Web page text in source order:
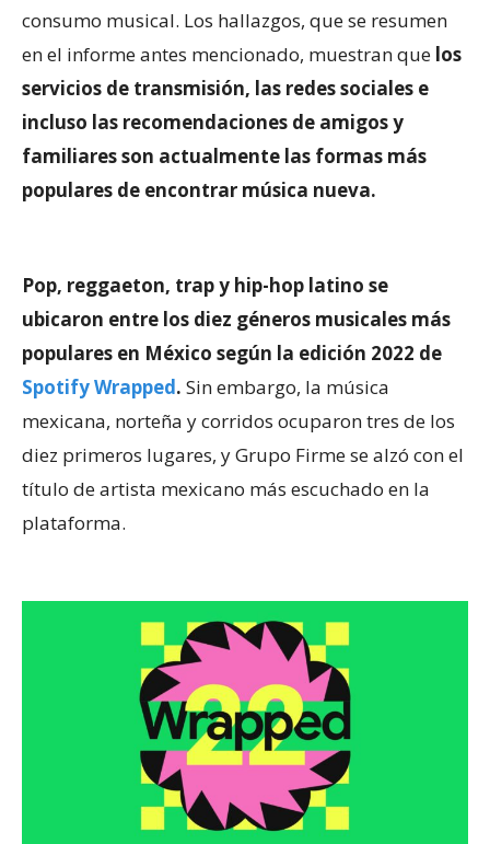
consumo musical. Los hallazgos, que se resumen
en el informe antes mencionado, muestran que los
servicios de transmisión, las redes sociales e
incluso las recomendaciones de amigos y
familiares son actualmente las formas más
populares de encontrar música nueva.
Pop, reggaeton, trap y hip-hop latino se
ubicaron entre los diez géneros musicales más
populares en México según la edición 2022 de
Spotify Wrapped. Sin embargo, la música
mexicana, norteña y corridos ocuparon tres de los
diez primeros lugares, y Grupo Firme se alzó con el
título de artista mexicano más escuchado en la
plataforma.